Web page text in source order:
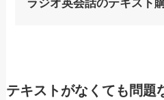
ラジオ英会話のテキスト
テキストがなくても問題